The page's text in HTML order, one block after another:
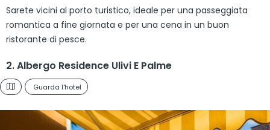
Sarete vicini al porto turistico, ideale per una passeggiata
romantica a fine giornata e per una cena in un buon
ristorante di pesce.
2. Albergo Residence Ulivi E Palme
Guarda l'hotel